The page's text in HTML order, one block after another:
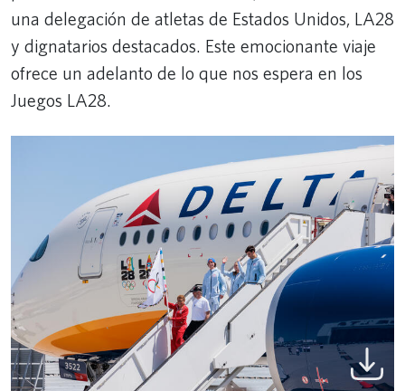
una delegación de atletas de Estados Unidos, LA28
y dignatarios destacados. Este emocionante viaje
ofrece un adelanto de lo que nos espera en los
Juegos LA28.